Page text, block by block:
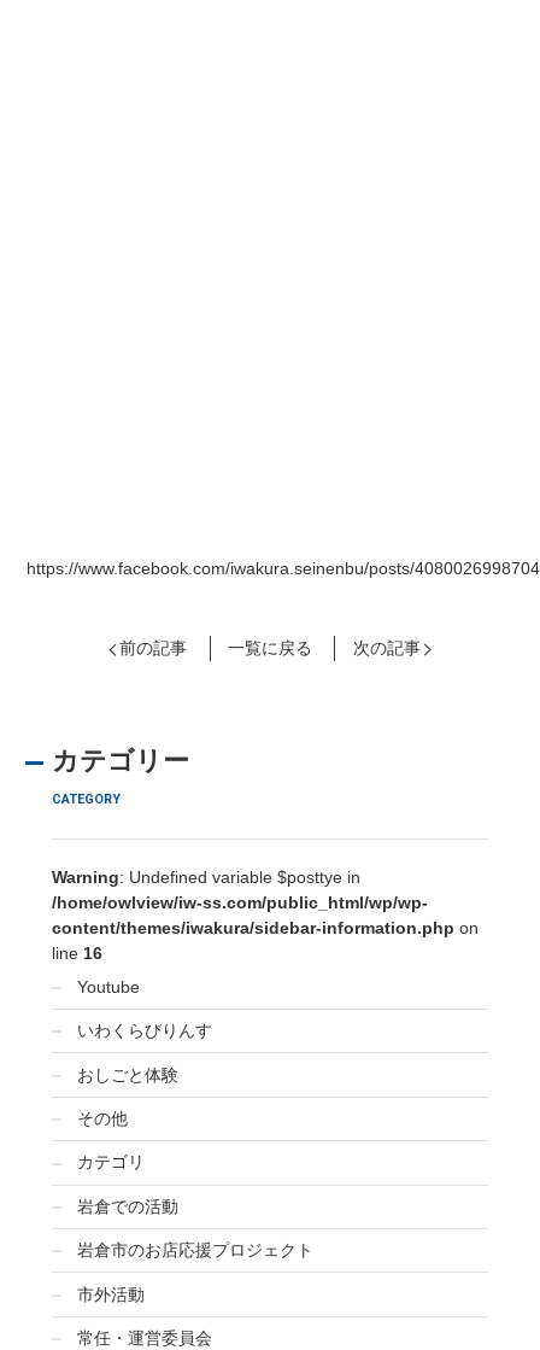
https://www.facebook.com/iwakura.seinenbu/posts/
前の記事 一覧に戻る 次の記事
カテゴリー
CATEGORY
Warning: Undefined variable $posttye in
/home/owlview/iw-ss.com/public_html/wp/wp-
content/themes/iwakura/sidebar-information.php on
line 16
Youtube
いわくらびりんす
おしごと体験
その他
カテゴリ
岩倉での活動
岩倉市のお店応援プロジェクト
市外活動
常任・運営委員会